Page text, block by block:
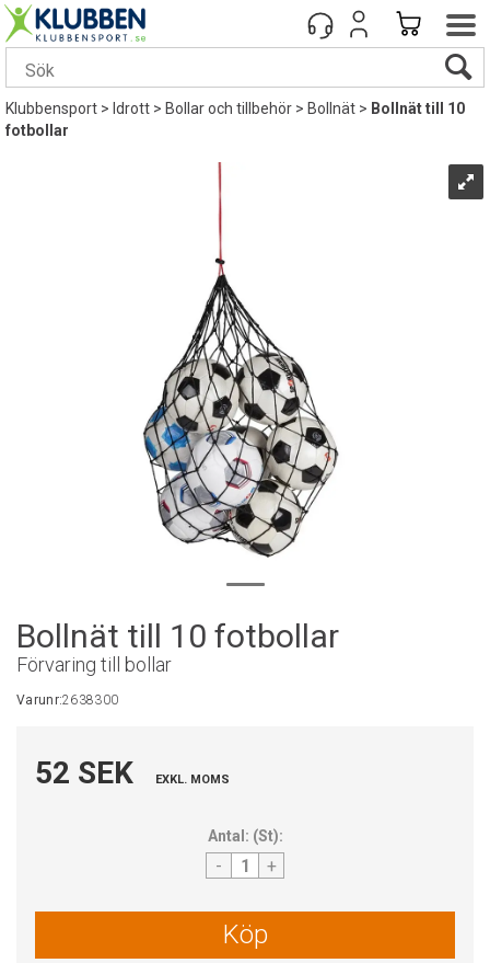
Klubbensport> Idrott>Bollar och tillbehör>Bollnät> Bollnät till 10
fotbollar
Bollnät till 10 fotbollar
Förvaring till bollar
Varunr:2638300
52 SEK EXKL. MOMS
Antal: (St):
- +
Köp